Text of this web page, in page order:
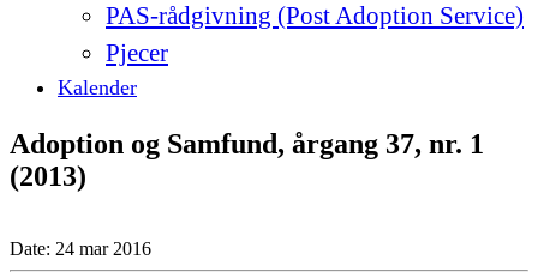
PAS-rådgivning (Post Adoption Service)
Pjecer
Kalender
Adoption og Samfund, årgang 37, nr. 1
(2013)
Date: 24 mar 2016